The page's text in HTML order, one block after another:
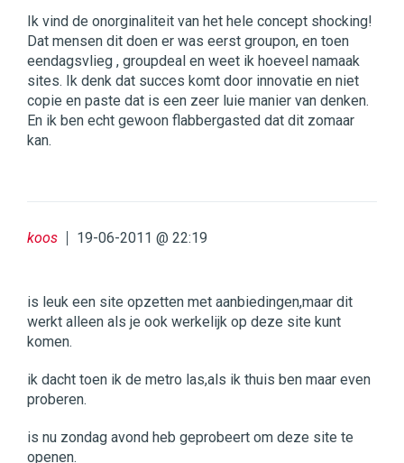
Ik vind de onorginaliteit van het hele concept shocking!
Dat mensen dit doen er was eerst groupon, en toen
eendagsvlieg , groupdeal en weet ik hoeveel namaak
sites. Ik denk dat succes komt door innovatie en niet
copie en paste dat is een zeer luie manier van denken.
En ik ben echt gewoon flabbergasted dat dit zomaar
kan.
koos 19-06-2011 @ 22:19
is leuk een site opzetten met aanbiedingen,maar dit
werkt alleen als je ook werkelijk op deze site kunt
komen.
ik dacht toen ik de metro las,als ik thuis ben maar even
proberen.
is nu zondag avond heb geprobeert om deze site te
openen.